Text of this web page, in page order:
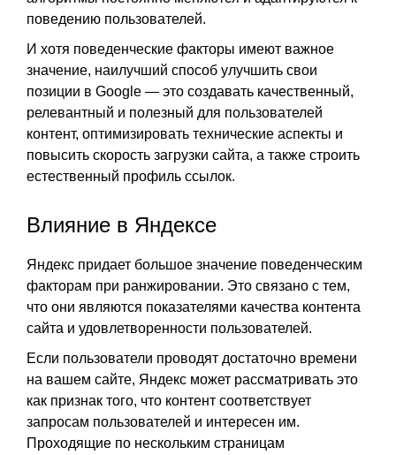
поведению пользователей.
И хотя поведенческие факторы имеют важное
значение, наилучший способ улучшить свои
позиции в Google — это создавать качественный,
релевантный и полезный для пользователей
контент, оптимизировать технические аспекты и
повысить скорость загрузки сайта, а также строить
естественный профиль ссылок.
Влияние в Яндексе
Яндекс придает большое значение поведенческим
факторам при ранжировании. Это связано с тем,
что они являются показателями качества контента
сайта и удовлетворенности пользователей.
Если пользователи проводят достаточно времени
на вашем сайте, Яндекс может рассматривать это
как признак того, что контент соответствует
запросам пользователей и интересен им.
Проходящие по нескольким страницам